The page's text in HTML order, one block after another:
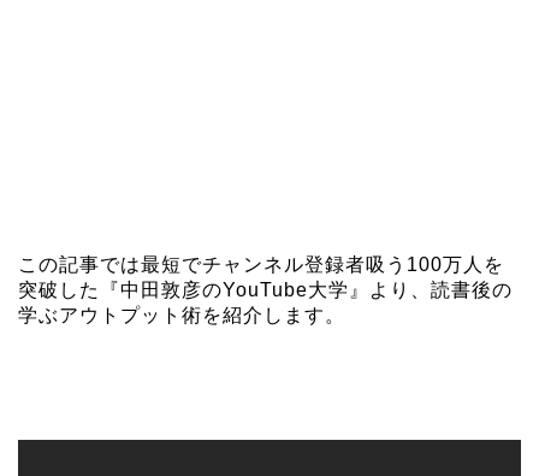
この記事では最短でチャンネル登録者吸う100万人を
突破した『中田敦彦のYouTube大学』より、読書後の
学ぶアウトプット術を紹介します。